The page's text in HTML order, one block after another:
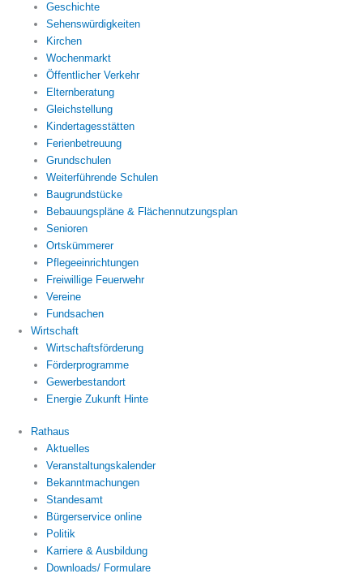
Geschichte
Sehenswürdigkeiten
Kirchen
Wochenmarkt
Öffentlicher Verkehr
Elternberatung
Gleichstellung
Kindertagesstätten
Ferienbetreuung
Grundschulen
Weiterführende Schulen
Baugrundstücke
Bebauungspläne & Flächennutzungsplan
Senioren
Ortskümmerer
Pflegeeinrichtungen
Freiwillige Feuerwehr
Vereine
Fundsachen
Wirtschaft
Wirtschaftsförderung
Förderprogramme
Gewerbestandort
Energie Zukunft Hinte
Rathaus
Aktuelles
Veranstaltungskalender
Bekanntmachungen
Standesamt
Bürgerservice online
Politik
Karriere & Ausbildung
Downloads/ Formulare